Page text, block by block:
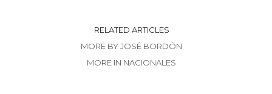
RELATED ARTICLES
MORE BY JOSÉ BORDÓN
MORE IN NACIONALES